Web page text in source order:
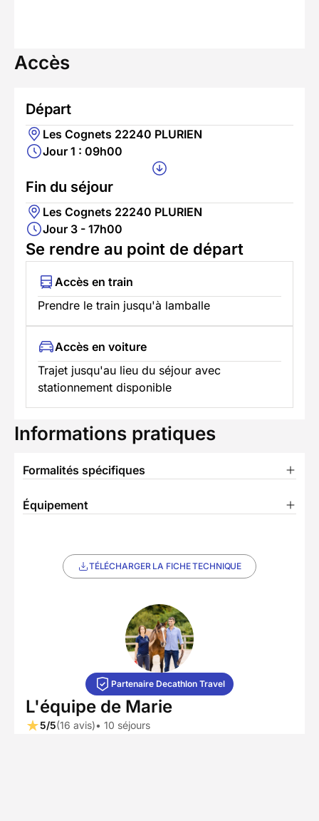
Accès
Départ
Les Cognets 22240 PLURIEN
Jour 1 : 09h00
Fin du séjour
Les Cognets 22240 PLURIEN
Jour 3 - 17h00
Se rendre au point de départ
Accès en train
Prendre le train jusqu'à lamballe
Accès en voiture
Trajet jusqu'au lieu du séjour avec
stationnement disponible
Informations pratiques
Formalités spécifiques
Équipement
TÉLÉCHARGER LA FICHE TECHNIQUE
Partenaire Decathlon Travel
L'équipe de Marie
5/5(16 avis)• 10 séjours